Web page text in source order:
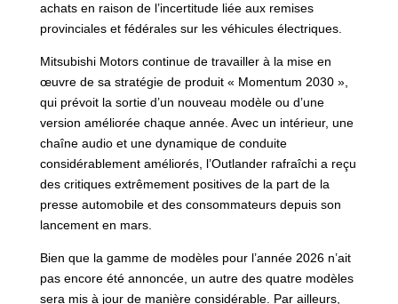
achats en raison de l’incertitude liée aux remises
provinciales et fédérales sur les véhicules électriques.
Mitsubishi Motors continue de travailler à la mise en
œuvre de sa stratégie de produit « Momentum 2030 »,
qui prévoit la sortie d’un nouveau modèle ou d’une
version améliorée chaque année. Avec un intérieur, une
chaîne audio et une dynamique de conduite
considérablement améliorés, l’Outlander rafraîchi a reçu
des critiques extrêmement positives de la part de la
presse automobile et des consommateurs depuis son
lancement en mars.
Bien que la gamme de modèles pour l’année 2026 n’ait
pas encore été annoncée, un autre des quatre modèles
sera mis à jour de manière considérable. Par ailleurs,